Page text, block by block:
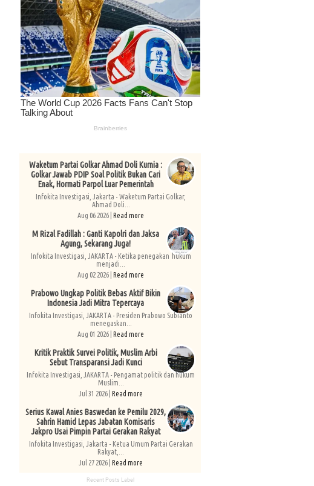
Waketum Partai Golkar Ahmad Doli Kurnia :
Golkar Jawab PDIP Soal Politik Bukan Cari
Enak, Hormati Parpol Luar Pemerintah
Infokita Investigasi, Jakarta - Waketum Partai Golkar,
Ahmad Doli...
Aug 06 2026 | Read more
M Rizal Fadillah : Ganti Kapolri dan Jaksa
Agung, Sekarang Juga!
Infokita Investigasi, JAKARTA - Ketika penegakan hukum
menjadi...
Aug 02 2026 | Read more
Prabowo Ungkap Politik Bebas Aktif Bikin
Indonesia Jadi Mitra Tepercaya
Infokita Investigasi, JAKARTA - Presiden Prabowo Subianto
menegaskan...
Aug 01 2026 | Read more
Kritik Praktik Survei Politik, Muslim Arbi
Sebut Transparansi Jadi Kunci
Infokita Investigasi, JAKARTA - Pengamat politik dan hukum
Muslim...
Jul 31 2026 | Read more
Serius Kawal Anies Baswedan ke Pemilu 2029,
Sahrin Hamid Lepas Jabatan Komisaris
Jakpro Usai Pimpin Partai Gerakan Rakyat
Infokita Investigasi, Jakarta - Ketua Umum Partai Gerakan
Rakyat,...
Jul 27 2026 | Read more
Recent Posts Label